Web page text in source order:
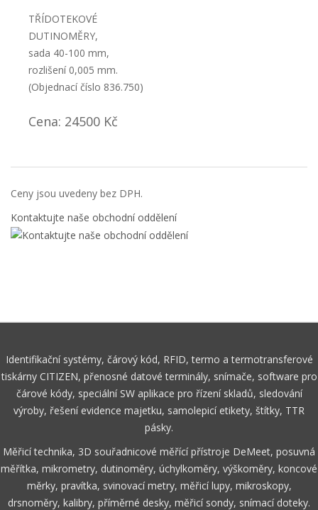
TŘÍDOTEKOVÉ
DUTINOMĚRY,
sada 40-100 mm,
rozlišení 0,005 mm.
(Objednací číslo 836.750)
Cena: 24500 Kč
Ceny jsou uvedeny bez DPH.
Kontaktujte naše obchodní oddělení
Identifikační systémy, čárový kód, RFID, termo a termotransferové
tiskárny CITIZEN, přenosné datové terminály, snímače, software pro
čárové kódy, speciální SW aplikace pro řízení skladů, sledování
výroby, řešení evidence majetku, samolepicí etikety, štítky, TTR
pásky.
Měřicí technika, 3D souřadnicové měřící přístroje DeMeet, posuvná
měřítka, mikrometry, dutinoměry, úchylkoměry, výškoměry, koncové
měrky, pravítka, svinovací metry, měřicí lupy, mikroskopy,
drsnoměry, kalibry, příměrné desky, měřicí sondy, snímací doteky.